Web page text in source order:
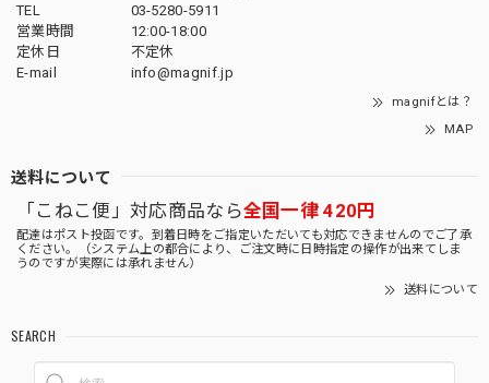
TEL
03-5280-5911
営業時間
12:00-18:00
定休日
不定休
E-mail
info@magnif.jp
magnifとは？
MAP
送料について
「こねこ便」対応商品なら全国一律 420円
配達はポスト投函です。到着日時をご指定いただいても対応できませんのでご了承
ください。（システム上の都合により、ご注文時に日時指定の操作が出来てしま
うのですが実際には承れません）
送料について
SEARCH